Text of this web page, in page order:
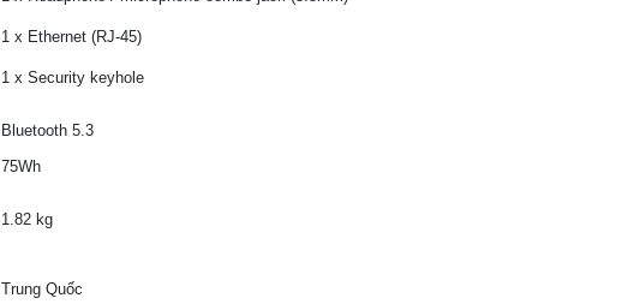
1 x Ethernet (RJ-45)
1 x Security keyhole
Bluetooth 5.3
75Wh
1.82 kg
Trung Quốc